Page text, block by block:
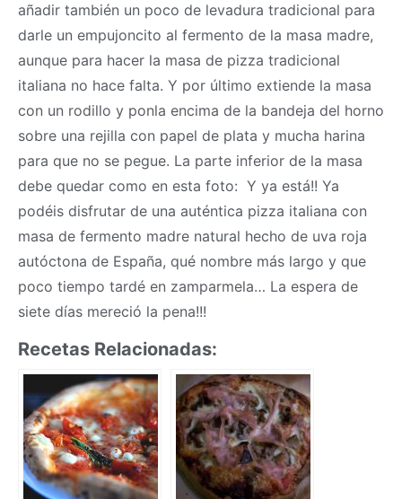
añadir también un poco de levadura tradicional para
darle un empujoncito al fermento de la masa madre,
aunque para hacer la masa de pizza tradicional
italiana no hace falta. Y por último extiende la masa
con un rodillo y ponla encima de la bandeja del horno
sobre una rejilla con papel de plata y mucha harina
para que no se pegue. La parte inferior de la masa
debe quedar como en esta foto: Y ya está!! Ya
podéis disfrutar de una auténtica pizza italiana con
masa de fermento madre natural hecho de uva roja
autóctona de España, qué nombre más largo y que
poco tiempo tardé en zamparmela… La espera de
siete días mereció la pena!!!
Recetas Relacionadas: